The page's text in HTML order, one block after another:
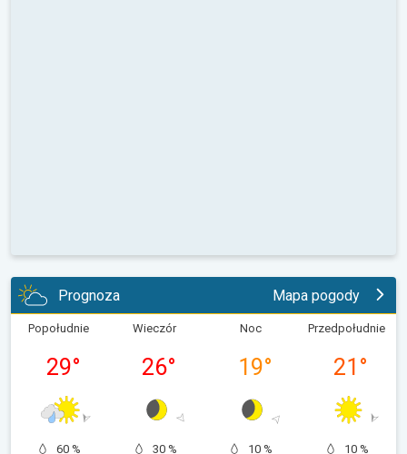
Prognoza Mapa pogody
Popołudnie
29°
60 %
Wieczór
26°
30 %
Noc
19°
10 %
Przedpołudnie
21 °
10 %